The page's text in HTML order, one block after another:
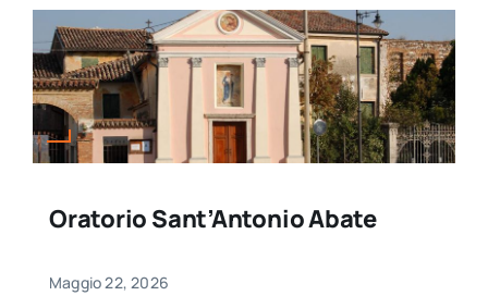
Oratorio Sant’Antonio Abate
Maggio 22, 2026